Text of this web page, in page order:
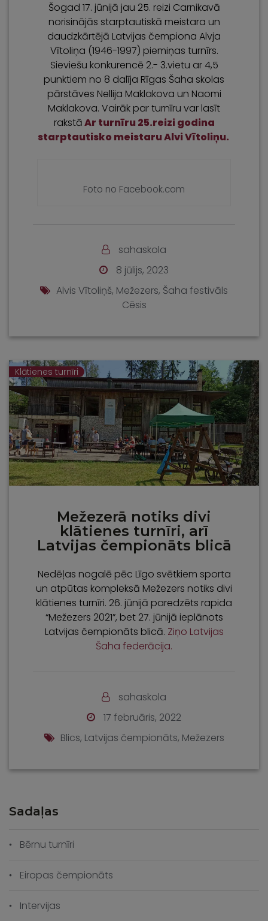
Šogad 17. jūnijā jau 25. reizi Carnikavā
norisinājās starptautiskā meistara un
daudzkārtējā Latvijas čempiona Alvja
Vītoliņa (1946-1997) piemiņas turnīrs.
Sieviešu konkurencē 2.- 3.vietu ar 4,5
punktiem no 8 dalīja Rīgas Šaha skolas
pārstāves Nellija Maklakova un Naomi
Maklakova. Vairāk par turnīru var lasīt
rakstāAr turnīru 25.reizi godina
starptautisko meistaru Alvi Vītoliņu.
Foto no Facebook.com
sahaskola
8 jūlijs, 2023
Alvis Vītoliņš, Mežezers, Šaha festivāls
Cēsis
Klātienes turnīri
Mežezerā notiks divi
klātienes turnīri, arī
Latvijas čempionāts blicā
Nedēļas nogalē pēc Līgo svētkiem sporta
un atpūtas kompleksā Mežezers notiks divi
klātienes turnīri. 26. jūnijā paredzēts rapida
“Mežezers 2021”, bet 27. jūnijā ieplānots
Latvijas čempionāts blicā. Ziņo Latvijas
Šaha federācija.
sahaskola
17 februāris, 2022
Blics, Latvijas čempionāts, Mežezers
Sadaļas
Bērnu turnīri
Eiropas čempionāts
Intervijas